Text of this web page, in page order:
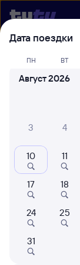
билеты
Куда
Когда
Кто едет
Дата поездки
ПН ВТ
Август 2026
3 4
10 11
17 18
24 25
31